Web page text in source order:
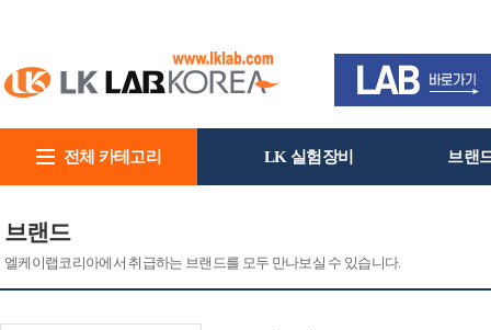
전체 카테고리 LK 실험장비 브랜
브랜드
엘케이랩코리아에서 취급하는 브랜드를 모두 만나보실 수 있습니다.